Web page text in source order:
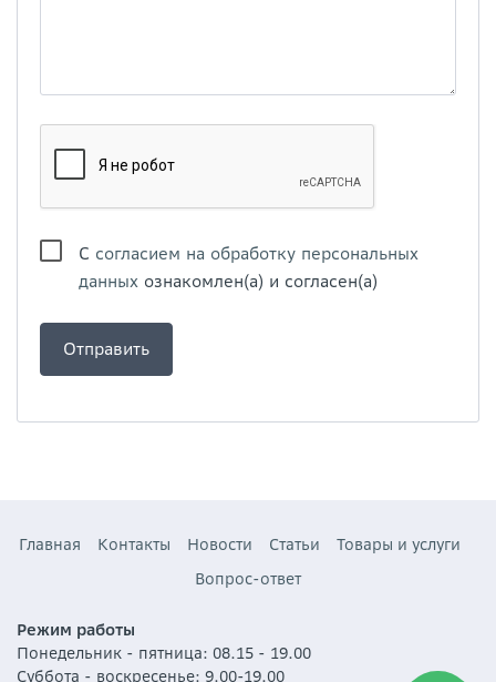
С согласием на обработку персональных
данных ознакомлен(а) и согласен(а)
Главная Контакты Новости Статьи
Товары и услуги
Вопрос-ответ
Режим работы
Понедельник - пятница: 08.15 - 19.00
Суббота - воскресенье: 9.00-19.00